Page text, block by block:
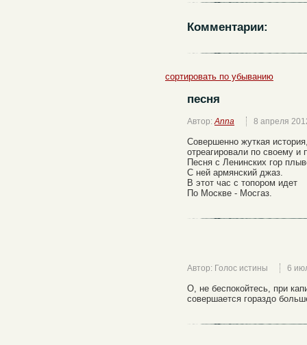
Комментарии:
сортировать по убыванию
песня
Автор:Anna 8 апреля
Совершенно жуткая
отреагировали по своему
Песня с Ленинских гор
С ней армянский джаз.
В этот час с топором идет
По Москве - Мосгаз.
Автор: Голос истины 6
О, не беспокойтесь, при
совершается гораздо